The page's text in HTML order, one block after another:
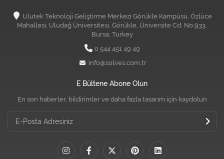
Ulutek Teknoloji Geliştirme Merkezi Görükle Kampüsü, Özlüce
Mahallesi, Uludağ Üniversitesi, Görükle, Üniversite Cd. No:933,
Bursa, Turkey
0 544 451 49 49
info@solves.com.tr
E Bültene Abone Olun
En son haberler, bildirimler ve daha fazla tasarım için kaydolun